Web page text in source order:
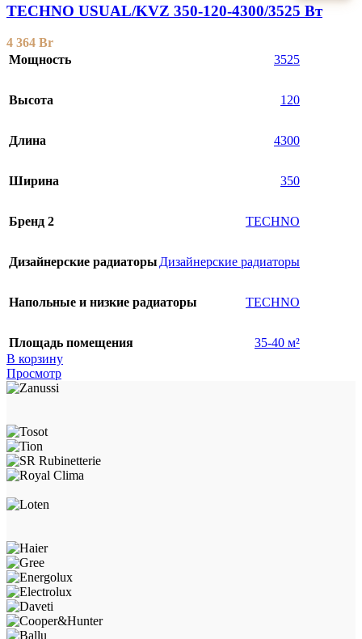
TECHNO USUAL/KVZ 350-120-4300/3525 Вт
4 364 Br
Мощность
3525
Высота 120
Длина 4300
Ширина 350
Бренд 2 TECHNO
Дизайнерские радиаторы Дизайнерские радиаторы
Напольные и низкие радиаторы TECHNO
Площадь помещения
35-40 м²
В корзину
Просмотр